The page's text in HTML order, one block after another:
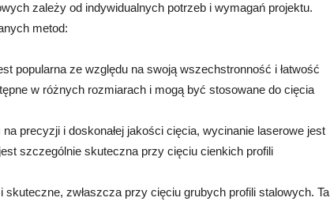
zależy od indywidualnych potrzeb i wymagań projektu.
metod:
popularna ze względu na swoją wszechstronność i łatwość
w różnych rozmiarach i mogą być stosowane do cięcia
precyzji i doskonałej jakości cięcia, wycinanie laserowe jest
szczególnie skuteczna przy cięciu cienkich profili
zwłaszcza przy cięciu grubych profili stalowych. Ta